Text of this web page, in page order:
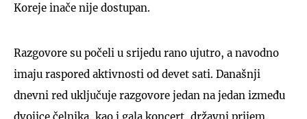
Koreje inače nije dostupan.
Razgovore su počeli u srijedu rano ujutro, a navodno
imaju raspored aktivnosti od devet sati. Današnji
dnevni red uključuje razgovore jedan na jedan između
dvojice čelnika, kao i gala koncert, državni prijem,